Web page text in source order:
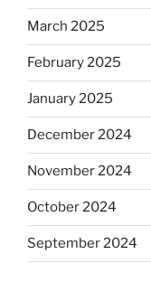
March 2025
February 2025
January 2025
December 2024
November 2024
October 2024
September 2024